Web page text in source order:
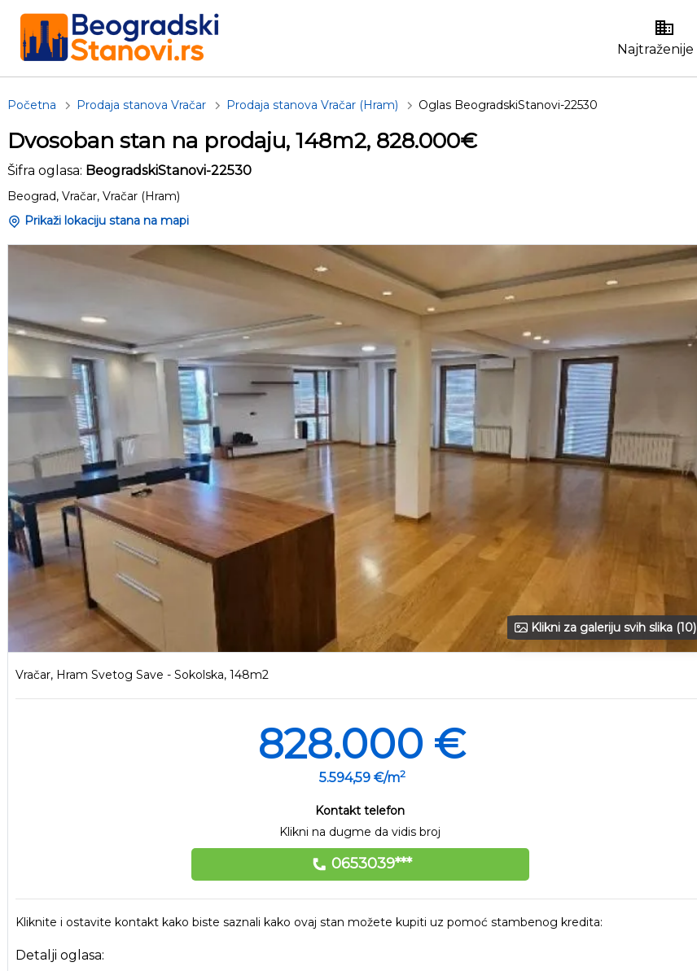
Najtraženije
Početna Prodaja stanova Vračar Prodaja stanova Vračar (Hram) Oglas BeogradskiStanovi-22530
Dvosoban stan na prodaju, 148m2, 828.000€
Šifra oglasa: BeogradskiStanovi-22530
Beograd, Vračar, Vračar (Hram)
Prikaži lokaciju stana na mapi
Klikni za galeriju svih slika (10)
Vračar, Hram Svetog Save - Sokolska, 148m2
828.000 €
5.594,59 €/m2
Kontakt telefon
Klikni na dugme da vidis broj
0653039***
Kliknite i ostavite kontakt kako biste saznali kako ovaj stan možete kupiti uz pomoć stambenog kredita:
Detalji oglasa: